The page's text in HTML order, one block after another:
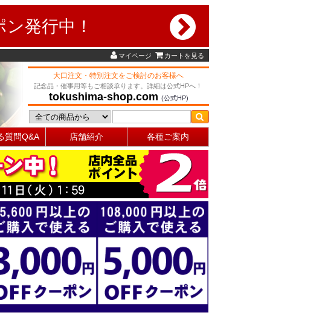
発行中！
マイページ カートを見る
大口注文・特別注文をご検討のお客様へ
記念品・催事用等もご相談承ります。詳細は公式HPへ！
tokushima-shop.com (公式HP)
質問Q&A 店舗紹介 各種ご案内